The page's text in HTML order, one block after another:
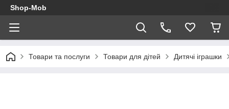
Shop-Mob
Товари та послуги Товари для дітей Дитячі іграшки